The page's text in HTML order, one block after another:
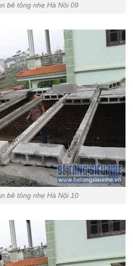
bê tông nhẹ Hà Nội 09
bê tông nhẹ Hà Nội 10